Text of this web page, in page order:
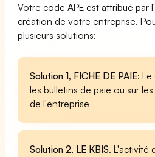
Votre code APE est attribué par
création de votre entreprise.
plusieurs solutions:
Solution 1, FICHE DE PAIE:
les bulletins de paie ou sur
de l'entreprise
Solution 2, LE KBIS. L'activité